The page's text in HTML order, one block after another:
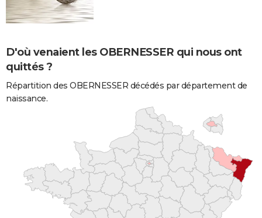
D'où venaient les OBERNESSER qui nous ont
quittés ?
Répartition des OBERNESSER décédés par département de
naissance.